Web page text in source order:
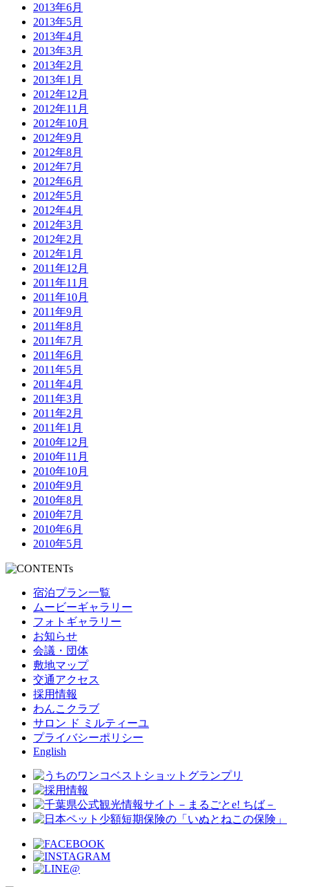
2013年6月
2013年5月
2013年4月
2013年3月
2013年2月
2013年1月
2012年12月
2012年11月
2012年10月
2012年9月
2012年8月
2012年7月
2012年6月
2012年5月
2012年4月
2012年3月
2012年2月
2012年1月
2011年12月
2011年11月
2011年10月
2011年9月
2011年8月
2011年7月
2011年6月
2011年5月
2011年4月
2011年3月
2011年2月
2011年1月
2010年12月
2010年11月
2010年10月
2010年9月
2010年8月
2010年7月
2010年6月
2010年5月
宿泊プラン一覧
ムービーギャラリー
フォトギャラリー
お知らせ
会議・団体
敷地マップ
交通アクセス
採用情報
わんこクラブ
サロン ド ミルティーユ
プライバシーポリシー
English